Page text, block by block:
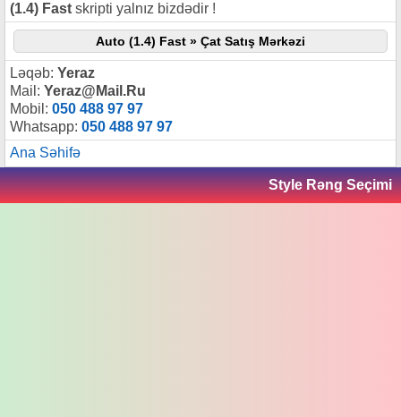
(1.4) Fast skripti yalnız bizdədir !
Auto (1.4) Fast » Çat Satış Mərkəzi
Ləqəb: Yeraz
Mail: Yeraz@Mail.Ru
Mobil: 050 488 97 97
Whatsapp: 050 488 97 97
Ana Səhifə
Style Rəng Seçimi